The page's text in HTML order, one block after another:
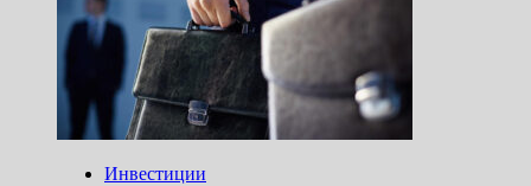
максимально
за
лет
на
ожиданиях
слияния
с
Инвестиции